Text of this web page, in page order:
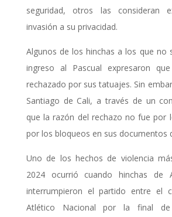
seguridad, otros las consideran
invasión a su privacidad.
Algunos de los hinchas a los que no
ingreso al Pascual expresaron
rechazado por sus tatuajes. Sin
Santiago de Cali, a través de un
que la razón del rechazo no fue por
por los bloqueos en sus documentos
Uno de los hechos de violencia
2024 ocurrió cuando hinchas de
interrumpieron el partido entre el
Atlético Nacional por la final de